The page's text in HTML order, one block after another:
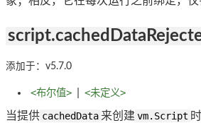
添加于：v5.7.0
<布尔值> <未定义>
当提供 cachedData 来创建vm.Script